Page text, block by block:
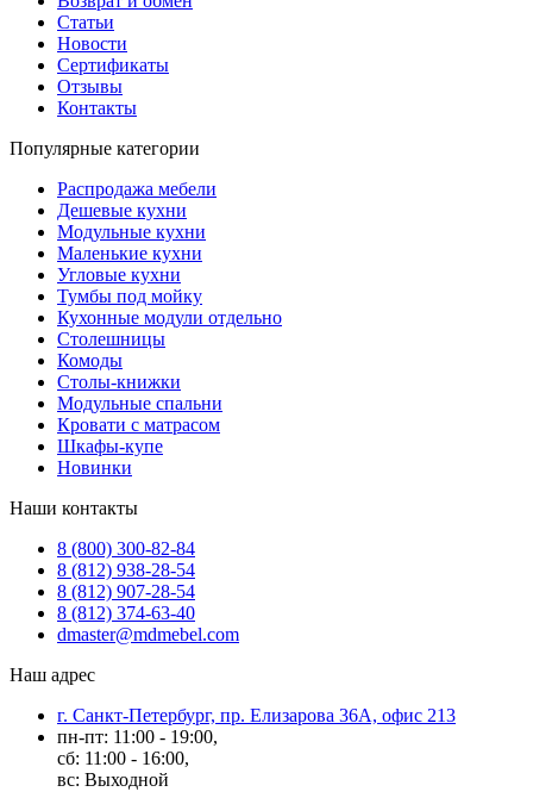
Статьи
Новости
Сертификаты
Отзывы
Контакты
Популярные категории
Распродажа мебели
Дешевые кухни
Модульные кухни
Маленькие кухни
Угловые кухни
Тумбы под мойку
Кухонные модули отдельно
Столешницы
Комоды
Столы-книжки
Модульные спальни
Кровати с матрасом
Шкафы-купе
Новинки
Наши контакты
8 (800) 300-82-84
8 (812) 938-28-54
8 (812) 907-28-54
8 (812) 374-63-40
dmaster@mdmebel.com
Наш адрес
г. Санкт-Петербург, пр. Елизарова 36А, офис 213
пн-пт: 11:00 - 19:00,
сб: 11:00 - 16:00,
вс: Выходной